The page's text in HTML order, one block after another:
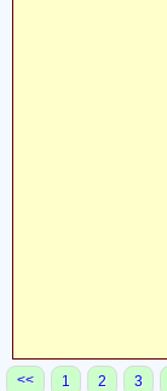
<< 1 2 3